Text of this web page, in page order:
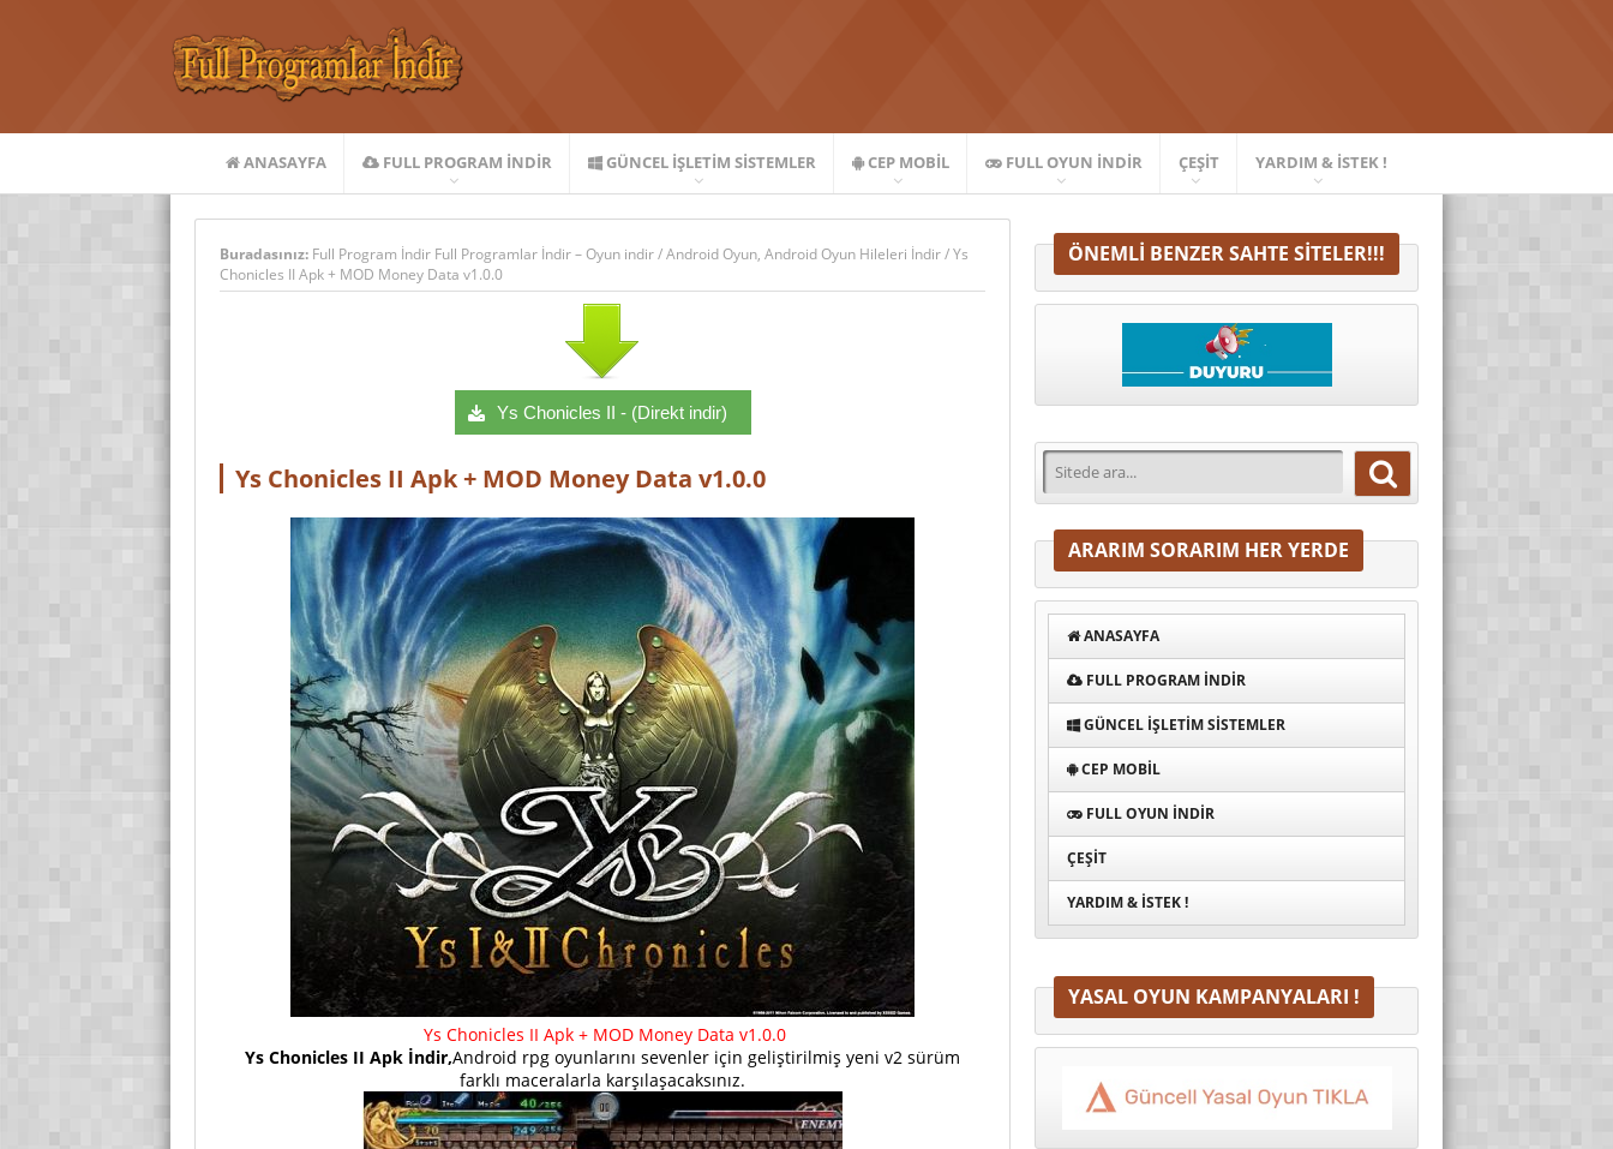
ANASAYFA FULL PROGRAM INDIR GÜNCEL İŞLETIM SISTEMLER CEP MOBIL FULL OYUN İNDIR ÇEŞIT YARDIM & İSTEK !
Buradasınız: Full Program İndir Full Programlar İndir – Oyun indir/Android Oyun, Android Oyun Hileleri İndir/Ys
Chonicles II Apk + MOD Money Data v1.0.0
Ys Chonicles II - (Direkt indir)
Ys Chonicles II Apk + MOD Money Data v1.0.0
Ys Chonicles II Apk + MOD Money Data v1.0.0
Ys Chonicles II Apk İndir,Android rpg oyunlarını sevenler için geliştirilmiş yeni v2 sürüm
farklı maceralarla karşılaşacaksınız.
ÖNEMLI BENZER SAHTE SITELER!!!
ARARIM SORARIM HER YERDE
ANASAYFA
FULL PROGRAM INDIR
GÜNCEL İŞLETIM SISTEMLER
CEP MOBIL
FULL OYUN İNDIR
ÇEŞIT
YARDIM & İSTEK !
YASAL OYUN KAMPANYALARI !